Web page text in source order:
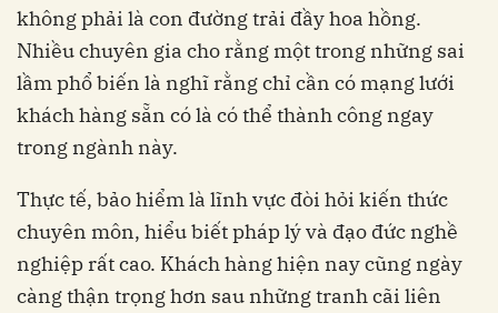
không phải là con đường trải đầy hoa hồng.
Nhiều chuyên gia cho rằng một trong những sai
lầm phổ biến là nghĩ rằng chỉ cần có mạng lưới
khách hàng sẵn có là có thể thành công ngay
trong ngành này.
Thực tế, bảo hiểm là lĩnh vực đòi hỏi kiến thức
chuyên môn, hiểu biết pháp lý và đạo đức nghề
nghiệp rất cao. Khách hàng hiện nay cũng ngày
càng thận trọng hơn sau những tranh cãi liên